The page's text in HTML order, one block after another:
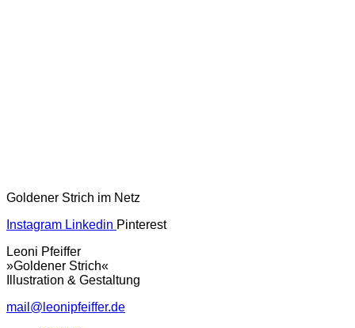
Goldener Strich im Netz
Instagram Linkedin Pinterest
Leoni Pfeiffer
»Goldener Strich«
Illustration & Gestaltung
mail@leonipfeiffer.de